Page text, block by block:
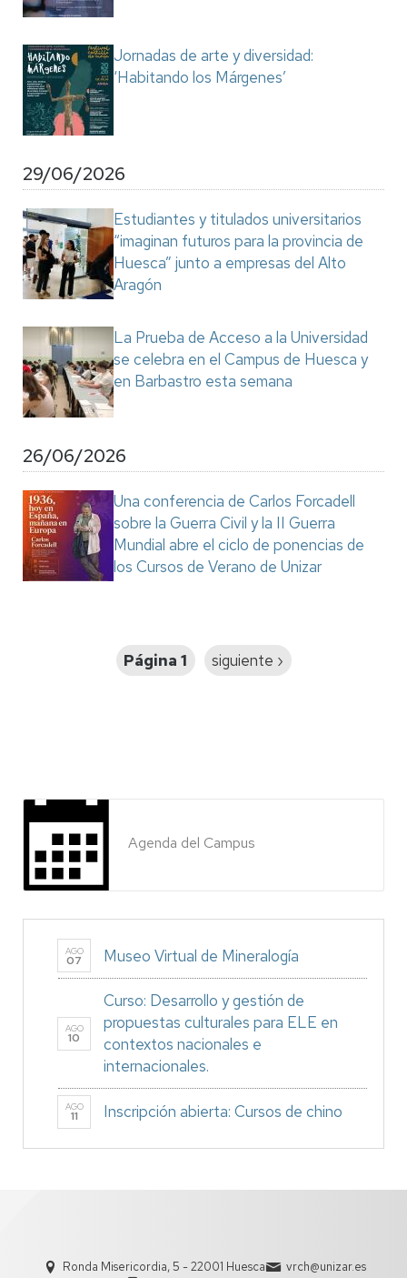
Jornadas de arte y diversidad:
‘Habitando los Márgenes’
29/06/2026
Estudiantes y titulados universitarios
“imaginan futuros para la provincia de
Huesca” junto a empresas del Alto
Aragón
La Prueba de Acceso a la Universidad
se celebra en el Campus de Huesca y
en Barbastro esta semana
26/06/2026
Una conferencia de Carlos Forcadell
sobre la Guerra Civil y la II Guerra
Mundial abre el ciclo de ponencias de
los Cursos de Verano de Unizar
Página 1
Siguiente
siguiente ›
Agenda del Campus
AGO
07 Museo Virtual de Mineralogía
AGO
10
Curso: Desarrollo y gestión de
propuestas culturales para ELE en
contextos nacionales e
internacionales.
AGO
11 Inscripción abierta: Cursos de chino
Ronda Misericordia, 5 - 22001 Huesca
vrch@unizar.es